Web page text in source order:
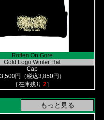
Rotten On Gore
Gold Logo Winter Hat
Cap
3,500円（税込3,850円）
［在庫残り 2］